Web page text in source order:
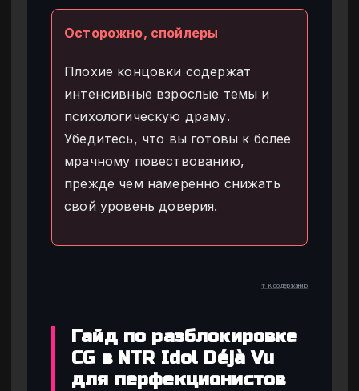
Осторожно, спойлеры
Плохие концовки содержат
интенсивные взрослые темы и
психологическую драму.
Убедитесь, что вы готовы к более
мрачному повествованию,
прежде чем намеренно снижать
свой уровень доверия.
↑ К содержанию
Гайд по разблокировке
CG в NTR Idol Déjà Vu
для перфекционистов